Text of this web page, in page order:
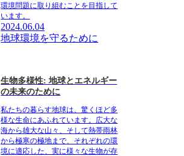
環境問題に取り組むことを目指して
います。
2024.06.04
地球環境を守るために
生物多様性: 地球とエネルギー
の未来のために
私たちの暮らす地球は、驚くほど多
様な生命にあふれています。広大な
海から雄大な山々、そして熱帯雨林
から極寒の極地まで、それぞれの環
境に適応した、実に様々な生物が存